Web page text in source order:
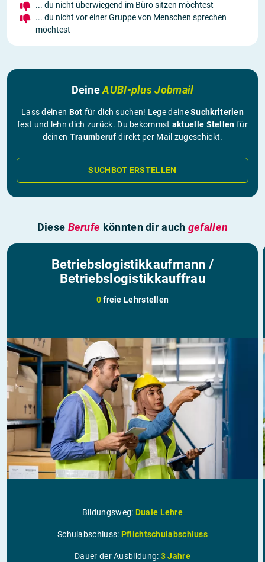
... du nicht überwiegend im Büro sitzen möchtest
... du nicht vor einer Gruppe von Menschen sprechen
möchtest
DeineAUBI-plus Jobmail
Lass deinen Bot für dich suchen! Lege deineSuchkriterien
fest und lehn dich zurück. Du bekommst aktuelle Stellen für
deinen Traumberuf direkt per Mail zugeschickt.
SUCHBOT ERSTELLEN
Diese Berufe könnten dir auch gefallen
Betriebslogistikkaufmann /
Betriebslogistikkauffrau
0freie Lehrstellen
Bildungsweg: Duale Lehre
Schulabschluss: Pflichtschulabschluss
Dauer der Ausbildung: 3 Jahre